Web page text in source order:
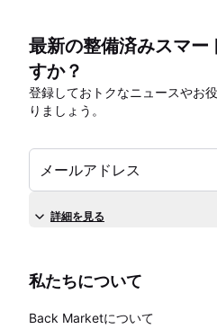
最新の整備済みスマー
すか？
登録しておトクなニュースやお
りましょう。
メールアドレス
詳細を見る
私たちについて
Back Marketについて